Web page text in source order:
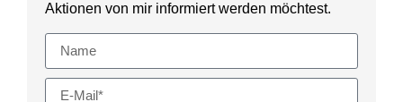
Aktionen von mir informiert werden möchtest.